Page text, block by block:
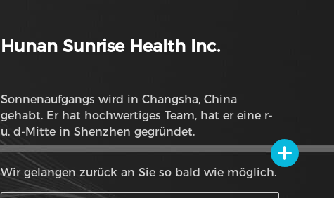
Hunan Sunrise Health Inc.
Sonnenaufgangs wird in Changsha, China
gehabt. Er hat hochwertiges Team, hat er eine r-
u. d-Mitte in Shenzhen gegründet.
Wir gelangen zurück an Sie so bald wie möglich.